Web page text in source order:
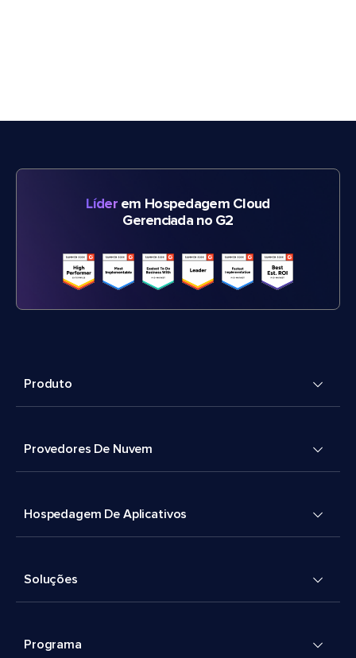
Líderem Hospedagem Cloud
Gerenciada no G2
Produto
Provedores De Nuvem
Hospedagem De Aplicativos
Soluções
Programa